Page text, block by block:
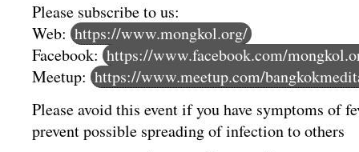
Please subscribe to us:
Web: https://www.mongkol.org/
Facebook: https://www.facebook.com/
Meetup: https://www.meetup.com/
Please avoid this event if you have symptoms of
prevent possible spreading of infection to others